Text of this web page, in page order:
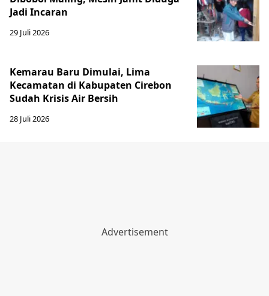
Jadi Incaran
29 Juli 2026
Kemarau Baru Dimulai, Lima
Kecamatan di Kabupaten Cirebon
Sudah Krisis Air Bersih
28 Juli 2026